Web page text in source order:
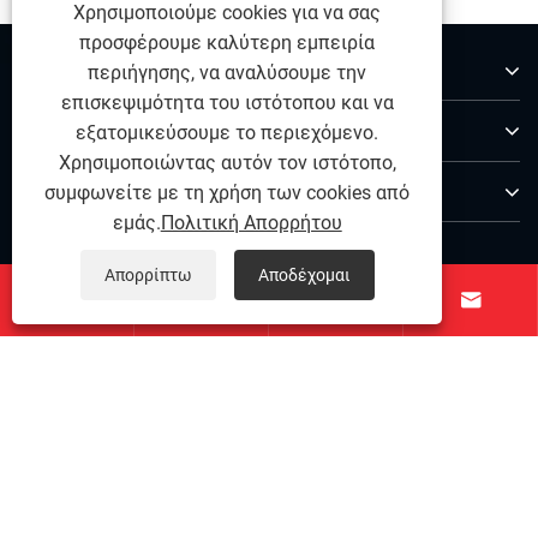
Σχετικά με εμάς
Προϊόντα
Επικοινωνήστε μαζί μας
 
Χρησιμοποιούμε cookies για να σας
προσφέρουμε καλύτερη εμπειρία
περιήγησης, να αναλύσουμε την
επισκεψιμότητα του ιστότοπου και να
εξατομικεύσουμε το περιεχόμενο.
Χρησιμοποιώντας αυτόν τον ιστότοπο,
συμφωνείτε με τη χρήση των cookies από
εμάς.Πολιτική Απορρήτου
Απορρίπτω Αποδέχομαι